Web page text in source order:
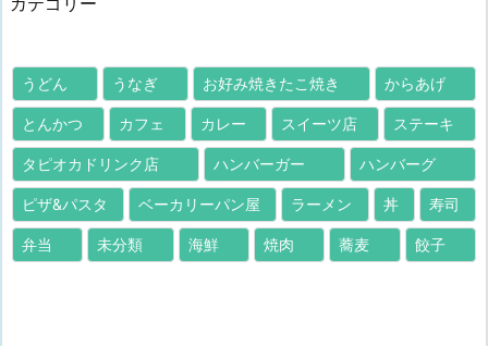
うどん うなぎ お好み焼きたこ焼き からあげ
とんかつ カフェ カレー スイーツ店 ステーキ
タピオカドリンク店 ハンバーガー ハンバーグ
ピザ&パスタ ベーカリーパン屋 ラーメン 丼 寿司
弁当 未分類 海鮮 焼肉 蕎麦 餃子